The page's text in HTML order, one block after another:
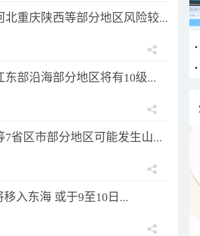
重庆陕西等部分地区风险较...
部沿海部分地区将有10级...
省区市部分地区可能发生山...
入东海 或于9至10日...